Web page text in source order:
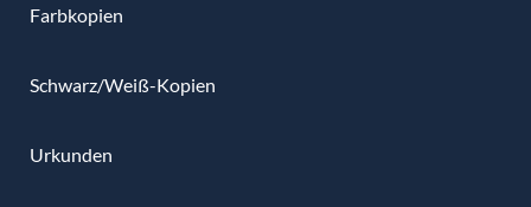
Farbkopien
Schwarz/Weiß-Kopien
Urkunden